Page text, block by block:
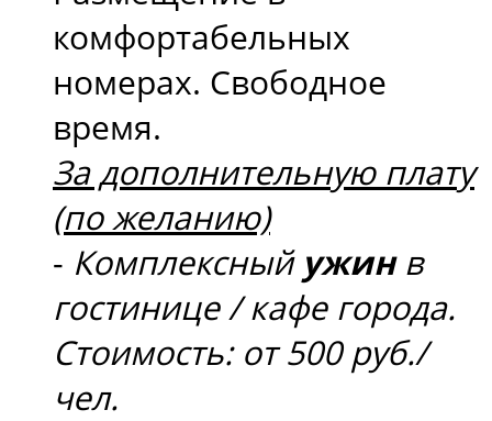
комфортабельных
номерах. Свободное
время.
За дополнительную плату
(по желанию)
- Комплексный ужинв
гостинице / кафе города.
Стоимость: от 500 руб./
чел.